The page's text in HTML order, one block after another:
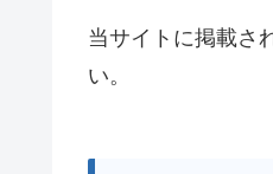
当サイトに掲載さ
い。